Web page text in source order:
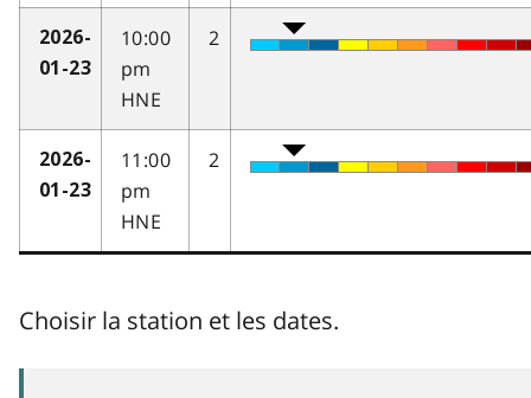
2026-
01-23
10:00
pm
HNE
2
2026-
01-23
11:00
pm
HNE
2
Choisir la station et les dates.